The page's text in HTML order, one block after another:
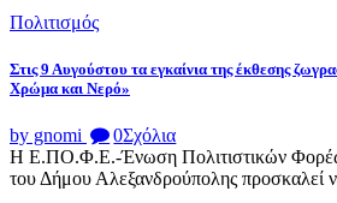
Πολιτισμός
Στις 9 Αυγούστου τα εγκαίνια της έκθεσης
Χρώμα και Νερό»
by gnomi 0Σχόλια
Η Ε.ΠΟ.Φ.Ε.-Ένωση Πολιτιστικών
του Δήμου Αλεξανδρούπολης προσκαλεί